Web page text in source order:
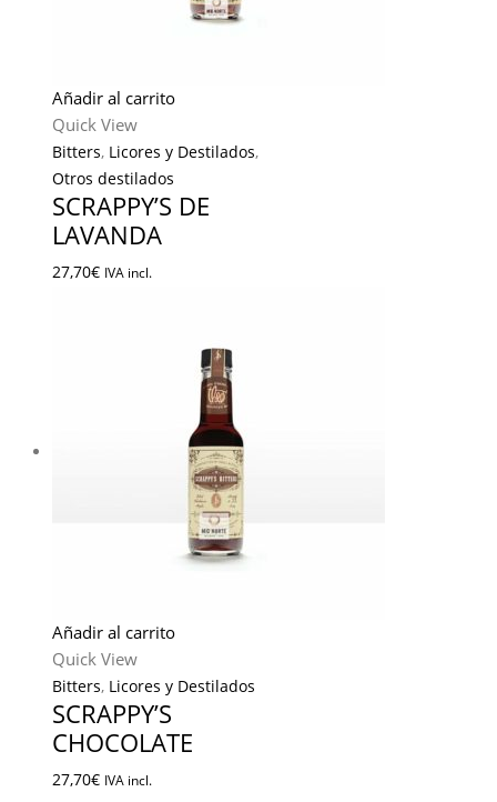
Añadir al carrito
Quick View
Bitters, Licores y Destilados,
Otros destilados
SCRAPPY’S DE
LAVANDA
27,70€ IVA incl.
Añadir al carrito
Quick View
Bitters, Licores y Destilados
SCRAPPY’S
CHOCOLATE
27,70€ IVA incl.